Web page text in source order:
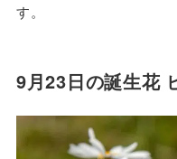
す。
9月23日の誕生花